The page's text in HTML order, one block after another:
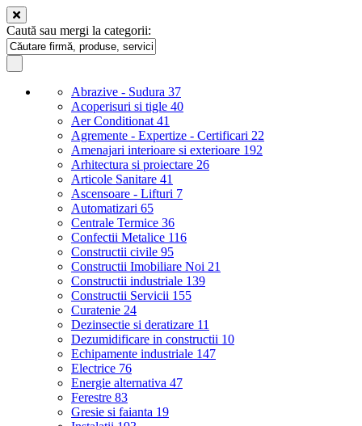
Caută sau mergi la categorii:
Abrazive - Sudura 37
Acoperisuri si tigle 40
Aer Conditionat 41
Agremente - Expertize - Certificari 22
Amenajari interioare si exterioare 192
Arhitectura si proiectare 26
Articole Sanitare 41
Ascensoare - Lifturi 7
Automatizari 65
Centrale Termice 36
Confectii Metalice 116
Constructii civile 95
Constructii Imobiliare Noi 21
Constructii industriale 139
Constructii Servicii 155
Curatenie 24
Dezinsectie si deratizare 11
Dezumidificare in constructii 10
Echipamente industriale 147
Electrice 76
Energie alternativa 47
Ferestre 83
Gresie si faianta 19